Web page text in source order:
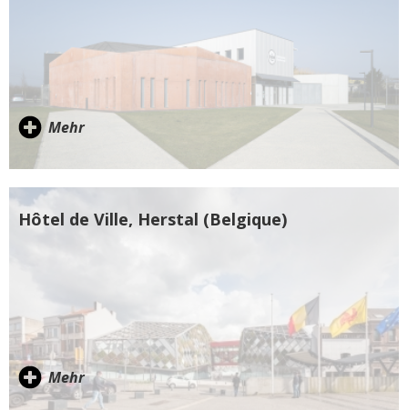
Mehr
Hôtel de Ville, Herstal (Belgique)
Mehr